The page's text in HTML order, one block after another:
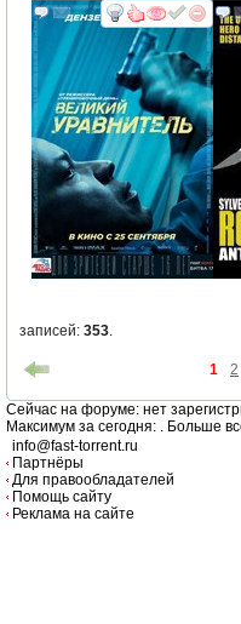
смотреть
записей: 353
1 2
Cейчас на форуме: нет
Максимум за сегодня:
. Больше
info@fast-torrent.ru
Партнёры
Для правообладателей
Помощь сайту
Реклама на сайте